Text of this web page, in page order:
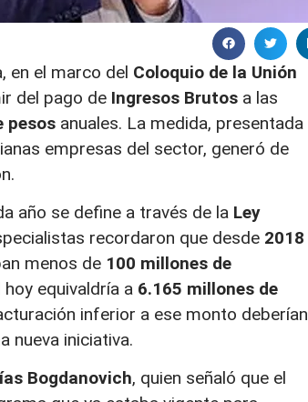
en el marco del Coloquio de la Unión
del pago de Ingresos Brutos a las
pesos anuales. La medida, presentada
empresas del sector, generó de
año se define a través de la Ley
recordaron que desde 2018
menos de 100 millones de
equivaldría a 6.165 millones de
inferior a ese monto deberían
nueva iniciativa.
Bogdanovich, quien señaló que el